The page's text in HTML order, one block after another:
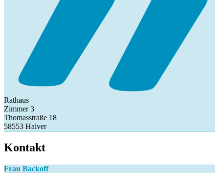
Rathaus
Zimmer 3
Thomasstraße 18
58553 Halver
Kontakt
Frau Backoff